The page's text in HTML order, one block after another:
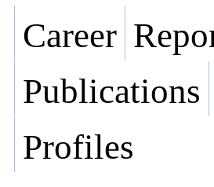
Career
Publications
Profiles